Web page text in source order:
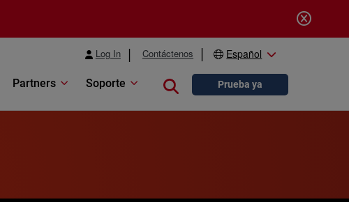
Log In Contáctenos Español
Partners Soporte Close searchPrueba ya